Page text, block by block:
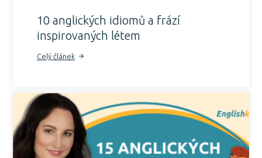
10 anglických idiomů a frází
inspirovaných létem
Celý článek